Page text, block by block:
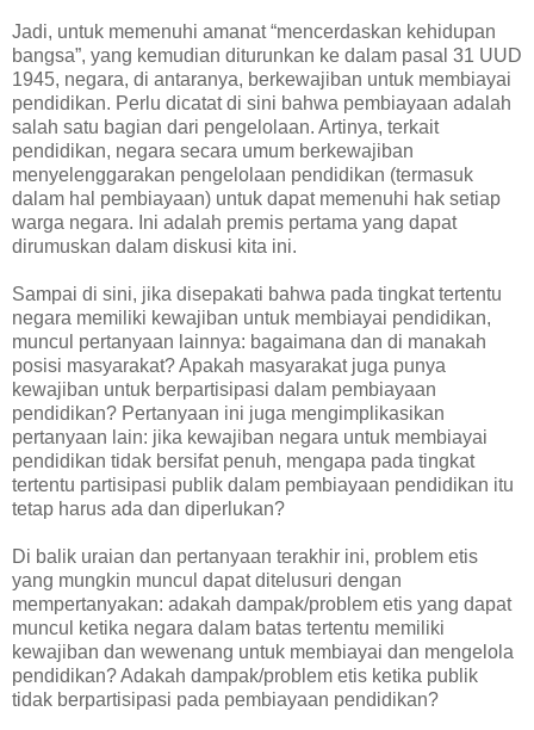
Jadi, untuk memenuhi amanat “mencerdaskan kehidupan
bangsa”, yang kemudian diturunkan ke dalam pasal 31 UUD
1945, negara, di antaranya, berkewajiban untuk membiayai
pendidikan. Perlu dicatat di sini bahwa pembiayaan adalah
salah satu bagian dari pengelolaan. Artinya, terkait
pendidikan, negara secara umum berkewajiban
menyelenggarakan pengelolaan pendidikan (termasuk
dalam hal pembiayaan) untuk dapat memenuhi hak setiap
warga negara. Ini adalah premis pertama yang dapat
dirumuskan dalam diskusi kita ini.
Sampai di sini, jika disepakati bahwa pada tingkat tertentu
negara memiliki kewajiban untuk membiayai pendidikan,
muncul pertanyaan lainnya: bagaimana dan di manakah
posisi masyarakat? Apakah masyarakat juga punya
kewajiban untuk berpartisipasi dalam pembiayaan
pendidikan? Pertanyaan ini juga mengimplikasikan
pertanyaan lain: jika kewajiban negara untuk membiayai
pendidikan tidak bersifat penuh, mengapa pada tingkat
tertentu partisipasi publik dalam pembiayaan pendidikan itu
tetap harus ada dan diperlukan?
Di balik uraian dan pertanyaan terakhir ini, problem etis
yang mungkin muncul dapat ditelusuri dengan
mempertanyakan: adakah dampak/problem etis yang dapat
muncul ketika negara dalam batas tertentu memiliki
kewajiban dan wewenang untuk membiayai dan mengelola
pendidikan? Adakah dampak/problem etis ketika publik
tidak berpartisipasi pada pembiayaan pendidikan?